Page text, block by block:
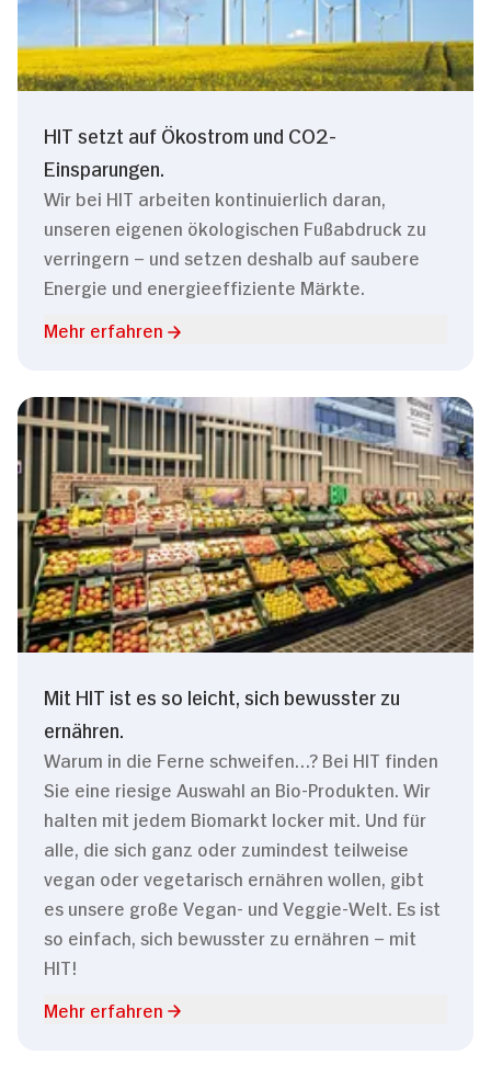
HIT setzt auf Ökostrom und CO2-
Einsparungen.
Wir bei HIT arbeiten kontinuierlich daran,
unseren eigenen ökologischen Fußabdruck zu
verringern – und setzen deshalb auf saubere
Energie und energieeffiziente Märkte.
Mehr erfahren
Mit HIT ist es so leicht, sich bewusster zu
ernähren.
Warum in die Ferne schweifen…? Bei HIT finden
Sie eine riesige Auswahl an Bio-Produkten. Wir
halten mit jedem Biomarkt locker mit. Und für
alle, die sich ganz oder zumindest teilweise
vegan oder vegetarisch ernähren wollen, gibt
es unsere große Vegan- und Veggie-Welt. Es ist
so einfach, sich bewusster zu ernähren – mit
HIT!
Mehr erfahren